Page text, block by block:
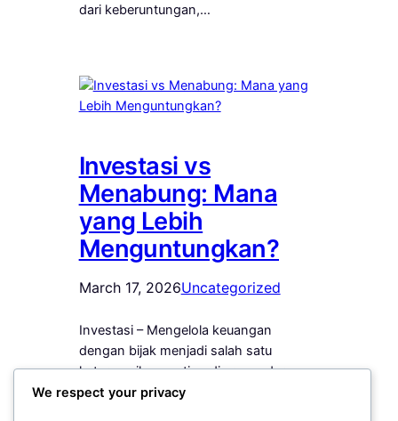
dari keberuntungan,…
Investasi vs
Menabung: Mana
yang Lebih
Menguntungkan?
March 17, 2026Uncategorized
Investasi – Mengelola keuangan
dengan bijak menjadi salah satu
keterampilan penting di era modern.
Baik mahasiswa, pekerja muda,
We respect your privacy